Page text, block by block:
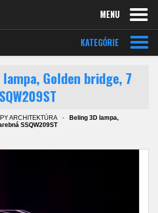
MENU
KATEGÓRIE
Golden bridge, 7
ARCHITEKTÚRA
Beling 3D lampa,
SSQW209ST